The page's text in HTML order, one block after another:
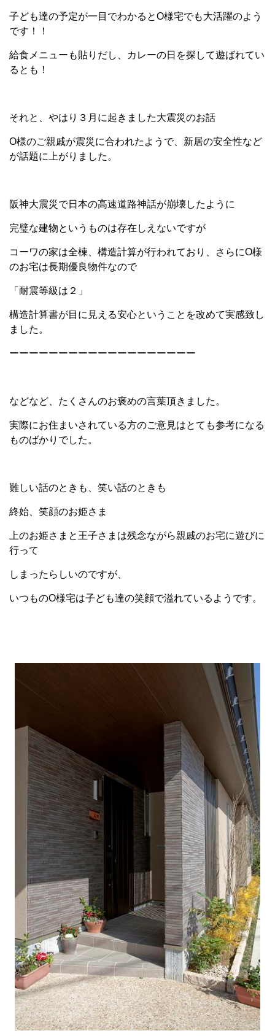
子ども達の予定が一目でわかるとO様宅でも大活躍のよう
です！！
給食メニューも貼りだし、カレーの日を探して遊ばれてい
るとも！
それと、やはり３月に起きました大震災のお話
O様のご親戚が震災に合われたようで、新居の安全性など
が話題に上がりました。
阪神大震災で日本の高速道路神話が崩壊したように
完璧な建物というものは存在しえないですが
コーワの家は全棟、構造計算が行われており、さらにO様
のお宅は長期優良物件なので
「耐震等級は２」
構造計算書が目に見える安心ということを改めて実感致し
ました。
ーーーーーーーーーーーーーーーーーーー
などなど、たくさんのお褒めの言葉頂きました。
実際にお住まいされている方のご意見はとても参考になる
ものばかりでした。
難しい話のときも、笑い話のときも
終始、笑顔のお姫さま
上のお姫さまと王子さまは残念ながら親戚のお宅に遊びに
行って
しまったらしいのですが、
いつものO様宅は子ども達の笑顔で溢れているようです。